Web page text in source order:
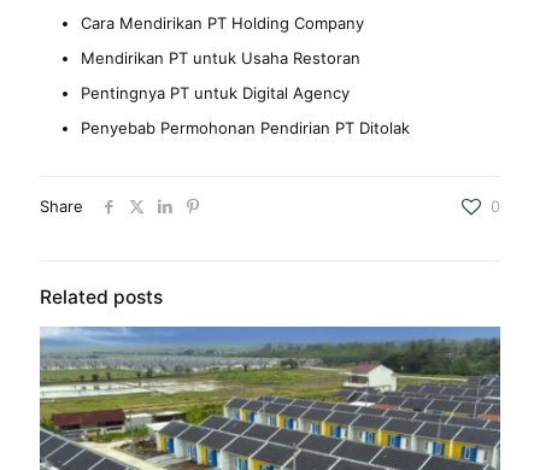
Cara Mendirikan PT Holding Company
Mendirikan PT untuk Usaha Restoran
Pentingnya PT untuk Digital Agency
Penyebab Permohonan Pendirian PT Ditolak
Share 0
Related posts